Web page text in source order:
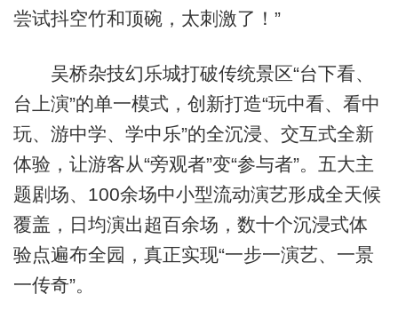
尝试抖空竹和顶碗，太刺激了！”
吴桥杂技幻乐城打破传统景区“台下看、
台上演”的单一模式，创新打造“玩中看、看中
玩、游中学、学中乐”的全沉浸、交互式全新
体验，让游客从“旁观者”变“参与者”。五大主
题剧场、100余场中小型流动演艺形成全天候
覆盖，日均演出超百余场，数十个沉浸式体
验点遍布全园，真正实现“一步一演艺、一景
一传奇”。